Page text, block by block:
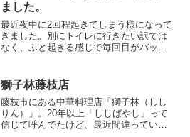
ました。
最近夜中に2回程起きてしまう様になって
きました。別にトイレに行きたい訳では
なく、ふと起きる感じで毎回目がバッチ
死ぬほどブログとサイト運営の勉強に明
け暮れた時期があり、今...
獅子林藤枝店
藤枝市にある中華料理店「獅子林（しし
りん）」。20年以上「ししばやし」って
信じて呼んでたけど、最近間違っている